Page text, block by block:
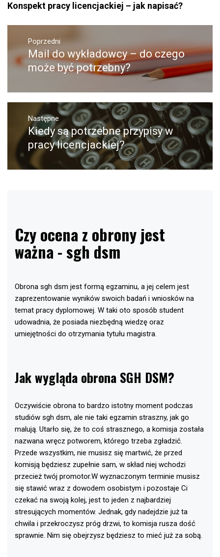
Konspekt pracy licencjackiej – jak napisać?
Nawigacja
wpisuPoprzedni
Poprzedni
wpis:
Mail do wykładowcy – do czego
może być potrzebny?
Następne
Następny
post:
Kiedy są potrzebne przypisy w
pracy licencjackiej?
Czy ocena z obrony jest
ważna - sgh dsm
Obrona sgh dsm jest formą egzaminu, a jej celem jest
zaprezentowanie wyników swoich badań i wniosków na
temat pracy dyplomowej. W taki oto sposób student
udowadnia, że posiada niezbędną wiedzę oraz
umiejętności do otrzymania tytułu magistra.
Jak wygląda obrona SGH DSM?
Oczywiście obrona to bardzo istotny moment podczas
studiów sgh dsm, ale nie taki egzamin straszny, jak go
malują. Utarło się, że to coś strasznego, a komisja została
nazwana wręcz potworem, którego trzeba zgładzić.
Przede wszystkim, nie musisz się martwić, że przed
komisją będziesz zupełnie sam, w skład niej wchodzi
przecież twój promotor.W wyznaczonym terminie musisz
się stawić wraz z dowodem osobistym i pozostaje Ci
czekać na swoją kolej, jest to jeden z najbardziej
stresujących momentów. Jednak, gdy nadejdzie już ta
chwila i przekroczysz próg drzwi, to komisja rusza dość
sprawnie. Nim się obejrzysz będziesz to mieć już za sobą.